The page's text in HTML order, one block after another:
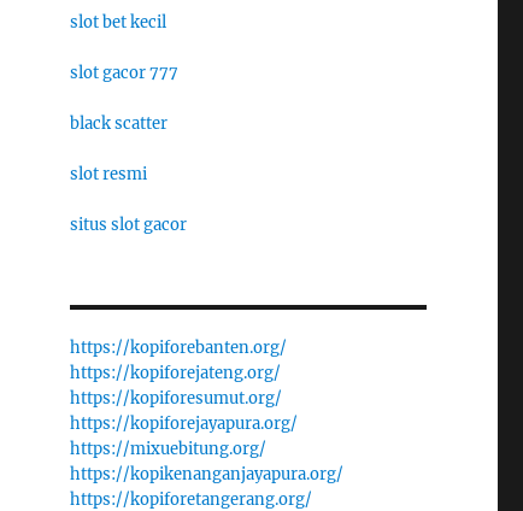
slot bet kecil
slot gacor 777
black scatter
slot resmi
situs slot gacor
https://kopiforebanten.org/
https://kopiforejateng.org/
https://kopiforesumut.org/
https://kopiforejayapura.org/
https://mixuebitung.org/
https://kopikenanganjayapura.org/
https://kopiforetangerang.org/